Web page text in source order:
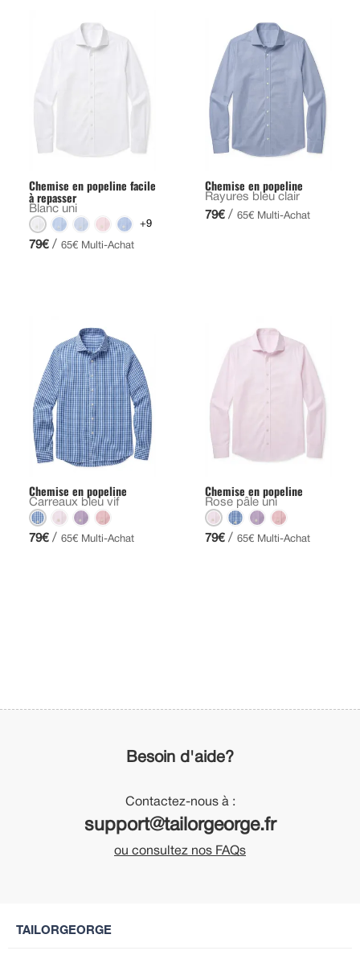
Chemise en popeline facile
à repasser
Blanc uni
+9
79€ / 65€ Multi-Achat
Chemise en popeline
Rayures bleu clair
79€ / 65€ Multi-Achat
Chemise en popeline
Carreaux bleu vif
79€ / 65€ Multi-Achat
Chemise en popeline
Rose pâle uni
79€ / 65€ Multi-Achat
Besoin d'aide?
Contactez-nous à :
support@tailorgeorge.fr
ou consultez nos FAQs
TAILORGEORGE